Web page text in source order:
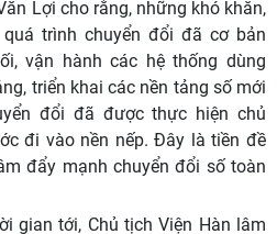
Lợi cho rằng, những khó khăn,
trình chuyển đổi đã cơ bản
vận hành các hệ thống dùng
triển khai các nền tảng số mới
đổi đã được thực hiện chủ
đi vào nền nếp. Đây là tiền đề
đẩy mạnh chuyển đổi số toàn
gian tới, Chủ tịch Viện Hàn lâm